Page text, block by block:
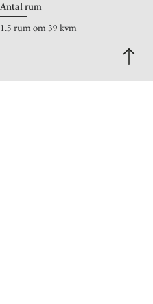
Antal rum
1.5 rum om 39 kvm